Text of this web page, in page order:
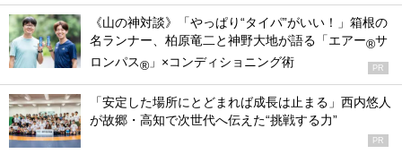
《山の神対談》「やっぱり“タイパ”がいい！」箱根の
名ランナー、柏原竜二と神野大地が語る「エアー®サ
ロンパス® 」×コンディショニング術 PR
「安定した場所にとどまれば成長は止まる」西内悠人
が故郷・高知で次世代へ伝えた“挑戦する力”
PR